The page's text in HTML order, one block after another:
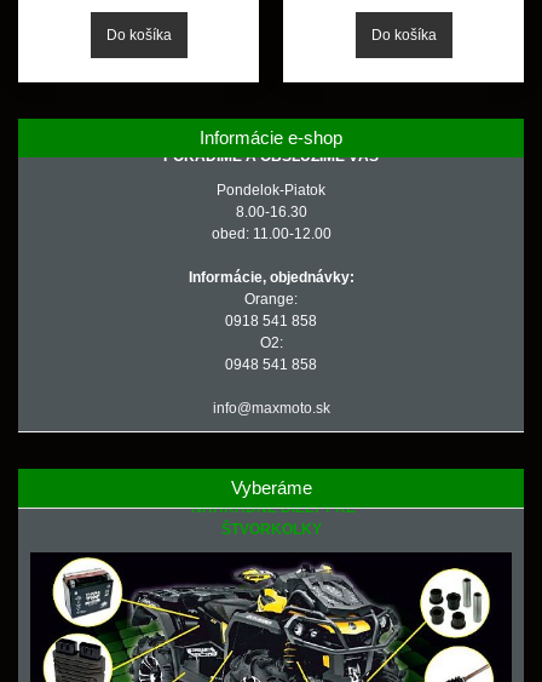
Informácie e-shop
PORADÍME A OBSLÚŽIME VÁS
Pondelok-Piatok
8.00-16.30
obed: 11.00-12.00
Informácie, objednávky:
Orange:
0918 541 858
O2:
0948 541 858
info@maxmoto.sk
Vyberáme
NÁHRADNÉ DIELY PRE
ŠTVORKOLKY